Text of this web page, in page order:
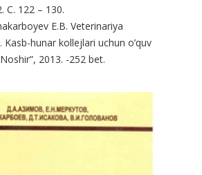
С. 122 – 130.
E.B. Veterinariya
hunar kollejlari uchun o’quv
2013. -252 bet.